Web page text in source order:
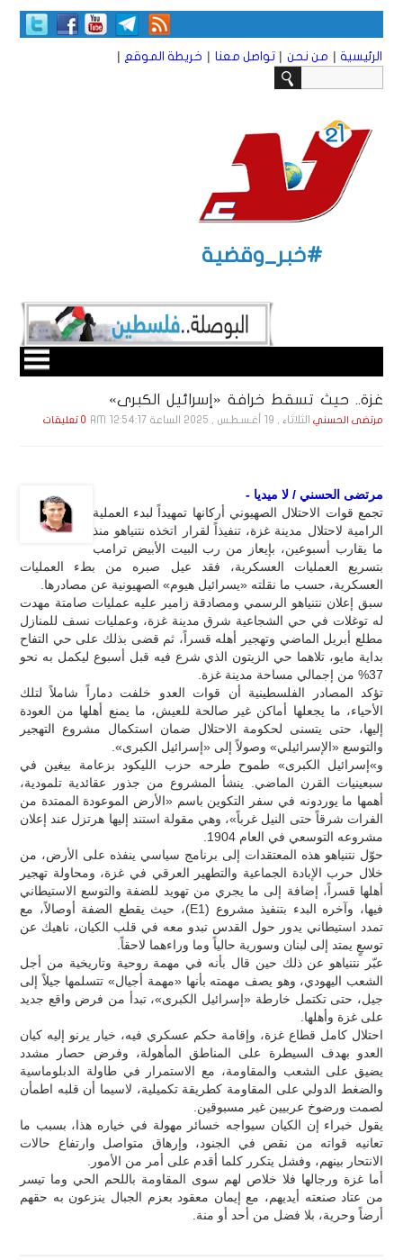
الرئيسية | من نحن | تواصل معنا | خريطة الموقع |
#خبر_وقضية
غزة.. حيث تسقط خرافة «إسرائيل الكبرى»
مرتضى الحسني الثلاثاء , 19 أغـسـطـس , 2025 الساعة 12:54:17 AM 0 تعليقات
مرتضى الحسني / لا ميديا -
تجمع قوات الاحتلال الصهيوني أركانها تمهيداً لبدء العملية
الرامية لاحتلال مدينة غزة، تنفيذاً لقرار اتخذه نتنياهو منذ
ما يقارب أسبوعين، بإيعاز من رب البيت الأبيض ترامب
بتسريع العمليات العسكرية، فقد عيل صبره من بطء العمليات
العسكرية، حسب ما نقلته «يسرائيل هيوم» الصهيونية عن مصادرها.
سبق إعلان نتنياهو الرسمي ومصادقة زامير عليه عمليات صامتة مهدت
له توغلات في حي الشجاعية شرق مدينة غزة، وعمليات نسف للمنازل
مطلع أبريل الماضي وتهجير أهله قسراً، ثم قضى بذلك على حي التفاح
بداية مايو، تلاهما حي الزيتون الذي شرع فيه قبل أسبوع ليكمل به نحو
37% من إجمالي مساحة مدينة غزة.
تؤكد المصادر الفلسطينية أن قوات العدو خلفت دماراً شاملاً لتلك
الأحياء، ما يجعلها أماكن غير صالحة للعيش، ما يمنع أهلها من العودة
إليها، حتى يتسنى لحكومة الاحتلال ضمان استكمال مشروع التهجير
والتوسع «الإسرائيلي» وصولاً إلى «إسرائيل الكبرى».
و»إسرائيل الكبرى» طموح طرحه حزب الليكود بزعامة بيغين في
سبعينيات القرن الماضي. ينشأ المشروع من جذور عقائدية تلمودية،
أهمها ما يوردونه في سفر التكوين باسم «الأرض الموعودة الممتدة من
الفرات شرقاً حتى النيل غرباً»، وهي مقولة استند إليها هرتزل عند إعلان
مشروعه التوسعي في العام 1904.
حوّل نتنياهو هذه المعتقدات إلى برنامج سياسي ينفذه على الأرض، من
خلال حرب الإبادة الجماعية والتطهير العرقي في غزة، ومحاولة تهجير
أهلها قسراً، إضافة إلى ما يجري من تهويد للضفة والتوسع الاستيطاني
فيها، وآخره البدء بتنفيذ مشروع (E1)، حيث يقطع الضفة أوصالاً، مع
تمدد استيطاني يدور حول القدس تبدو معه في قلب الكيان، ناهيك عن
توسعٍ يمتد إلى لبنان وسورية حالياً وما وراءهما لاحقاً.
عبّر نتنياهو عن ذلك حين قال بأنه في مهمة روحية وتاريخية من أجل
الشعب اليهودي، وهو يصف مهمته بأنها «مهمة أجيال» تتسلمها جيلاً إلى
جيل، حتى تكتمل خارطة «إسرائيل الكبرى»، تبدأ من فرض واقع جديد
على غزة وأهلها.
احتلال كامل قطاع غزة، وإقامة حكم عسكري فيه، خيار يرنو إليه كيان
العدو بهدف السيطرة على المناطق المأهولة، وفرض حصار مشدد
يضيق على الشعب والمقاومة، مع الاستمرار في طاولة الدبلوماسية
والضغط الدولي على المقاومة كطريقة تكميلية، لاسيما أن قلبه اطمأن
لصمت ورضوخ عربيين غير مسبوقين.
يقول خبراء إن الكيان سيواجه خسائر مهولة في خياره هذا، بسبب ما
تعانيه قواته من نقص في الجنود، وإرهاق متواصل وارتفاع حالات
الانتحار بينهم، وفشل يتكرر كلما أقدم على أمر من الأمور.
أما غزة ورجالها فلا خلاص لهم سوى المقاومة باللحم الحي وما تيسر
من عتاد صنعته أيديهم، مع إيمان معقود بعزم الجبال ينزعون به حقهم
أرضاً وحرية، بلا فضل من أحد أو منة.